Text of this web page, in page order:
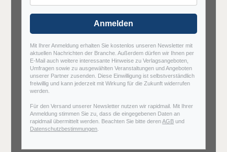
Anmelden
Mit Ihrer Anmeldung erhalten Sie kostenlos unseren Newsletter mit
aktuellen Nachrichten der Branche. Außerdem dürfen wir Ihnen per
E-Mail auch weitere interessante Hinweise zu Verlagsangeboten,
Umfragen sowie zu ausgewählten Veranstaltungen und Angeboten
unserer Partner zusenden. Diese Einwilligung ist selbstverständlich
freiwillig und kann jederzeit mit Wirkung für die Zukunft widerrufen
werden.
Für den Versand unserer Newsletter nutzen wir rapidmail. Mit Ihrer
Anmeldung stimmen Sie zu, dass die eingegebenen Daten an
rapidmail übermittelt werden. Beachten Sie bitte derenAGB und
Datenschutzbestimmungen